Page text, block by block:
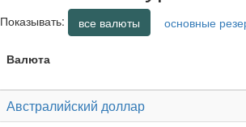
Показывать: все валюты основные
Валюта
Австралийский доллар